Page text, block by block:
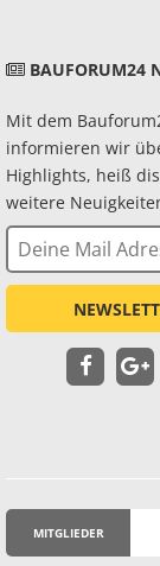
BAUFORUM24
Mit dem
informieren wir
Highlights, heiß
weitere
MITGLIEDER